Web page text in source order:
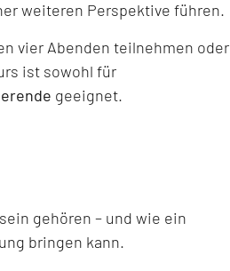
weiteren Perspektive führen.
vier Abenden teilnehmen oder
ist sowohl für
geeignet.
gehören – und wie ein
bringen kann.